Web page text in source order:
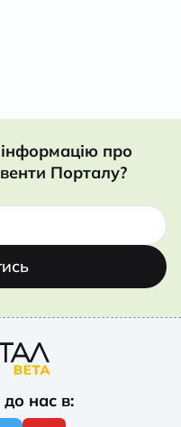
про
Порталу?
нас в: